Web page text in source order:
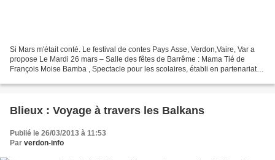
Si Mars m'était conté. Le festival de contes Pays Asse, Verdon,Vaire, Var a
propose Le Mardi 26 mars – Salle des fêtes de Barrême : Mama Tié de
François Moise Bamba , Spectacle pour les scolaires, établi en partenariat
Blieux : Voyage à travers les Balkans
Publié le 26/03/2013 à 11:53
Par verdon-info